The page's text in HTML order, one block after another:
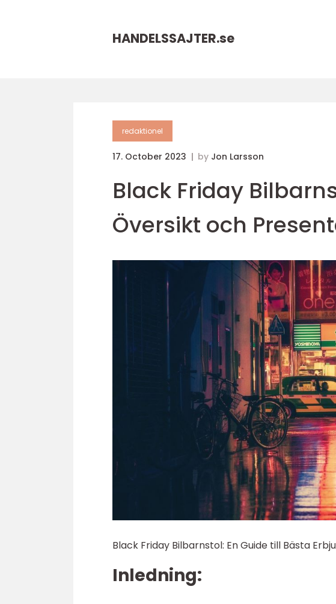
HANDELSSAJTER.se
redaktionel
17. October 2023 by Jon Larsson
Black Friday
Översikt och
Black Friday Bilbarnstol: En Guide till Bästa
Inledning: